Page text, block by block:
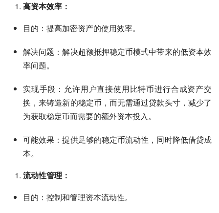
高资本效率：
目的：提高加密资产的使用效率。
解决问题：解决超额抵押稳定币模式中带来的低资本效
率问题。
实现手段：允许用户直接使用比特币进行合成资产交
换，来铸造新的稳定币，而无需通过贷款头寸，减少了
为获取稳定币而需要的额外资本投入。
可能效果：提供足够的稳定币流动性，同时降低借贷成
本。
流动性管理：
目的：控制和管理资本流动性。